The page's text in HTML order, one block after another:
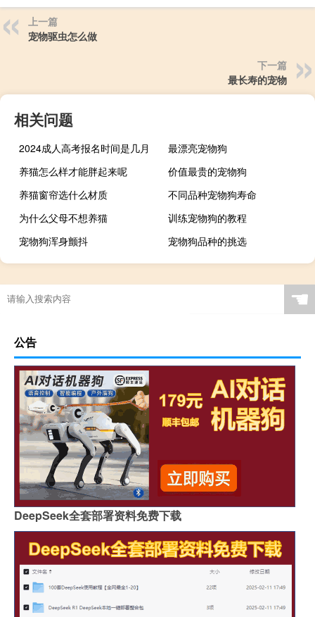
上一篇
宠物驱虫怎么做
下一篇
最长寿的宠物
相关问题
2024成人高考报名时间是几月
最漂亮宠物狗
养猫怎么样才能胖起来呢
价值最贵的宠物狗
养猫窗帘选什么材质
不同品种宠物狗寿命
为什么父母不想养猫
训练宠物狗的教程
宠物狗浑身颤抖
宠物狗品种的挑选
☚
公告
DeepSeek全套部署资料免费下载